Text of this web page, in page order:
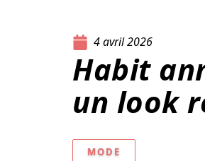
4 avril 2026
Habit
un look
MODE